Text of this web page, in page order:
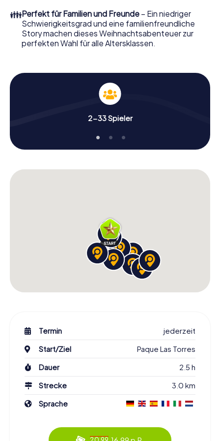
Weihnachtsthematik. Gönnen Sie Ihren Kollegen also
einen unvergesslichen Ausklang des Jahres und planen Sie
unser X-Mas Adventure als Programmpunkt Ihrer
Weihnachtsfeier in Adeje ein!
👪Perfekt für Familien und Freunde – Ein niedriger
Schwierigkeitsgrad und eine familienfreundliche
Story machen dieses Weihnachtsabenteuer zur
perfekten Wahl für alle Altersklassen.
2-33 Spieler
Termin
jederzeit
Start/Ziel
Paque Las Torres
Dauer
2.5 h
Strecke
3.0 km
Sprache